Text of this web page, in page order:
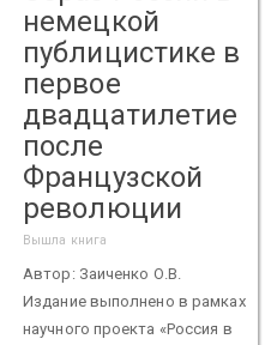
немецкой
публицистике в
первое
двадцатилетие
после
Французской
революции
Вышла книга
Автор: Заиченко О.В.
Издание выполнено в рамках
научного проекта «Россия в